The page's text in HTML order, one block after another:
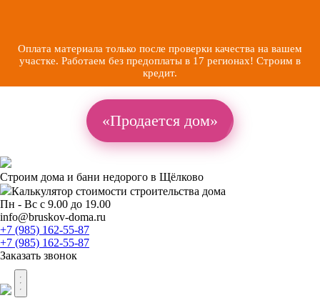
Оплата материала только после проверки качества на вашем
участке. Работаем без предоплаты в 17 регионах! Строим в
кредит.
«Продается дом»
Строим дома и бани недорого в Щёлково
Калькулятор стоимости строительства дома
Пн - Вс с 9.00 до 19.00
info@bruskov-doma.ru
+7 (985) 162-55-87
+7 (985) 162-55-87
Заказать звонок